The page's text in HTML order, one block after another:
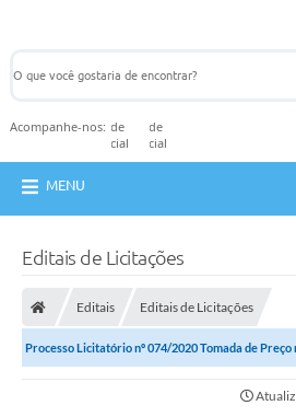
Acompanhe-nos:
MENU
Editais de Licitações
Editais Editais de Licitações
Processo Licitatório nº 074/2020 Tomada de Preço